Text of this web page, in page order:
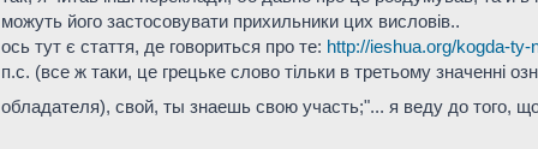
можуть його застосовувати прихильники цих висловів..
ось тут є стаття, де говориться про те: http://ieshua.org/kogda-
п.с. (все ж таки, це грецьке слово тільки в третьому значенні
обладателя), свой, ты знаешь свою участь;"... я веду до того,